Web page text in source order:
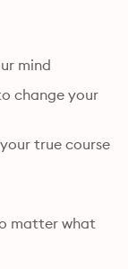
mind
change your
true course
matter what